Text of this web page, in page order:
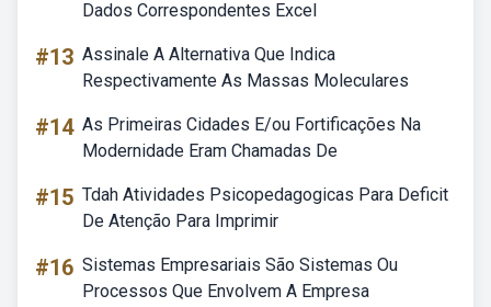
Dados Correspondentes Excel
#13 Assinale A Alternativa Que Indica
Respectivamente As Massas Moleculares
#14 As Primeiras Cidades E/ou Fortificações Na
Modernidade Eram Chamadas De
#15 Tdah Atividades Psicopedagogicas Para Deficit
De Atenção Para Imprimir
#16 Sistemas Empresariais São Sistemas Ou
Processos Que Envolvem A Empresa